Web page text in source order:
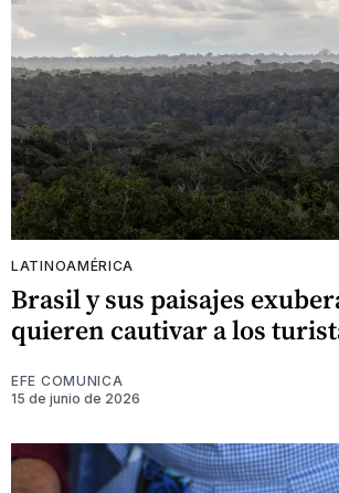
LATINOAMÉRICA
Brasil y sus paisajes
quieren cautivar a los
EFE COMUNICA
15 de junio de 2026